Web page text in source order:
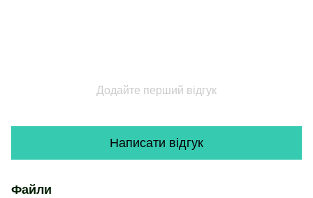
Додайте перший відгук
Написати відгук
Файли